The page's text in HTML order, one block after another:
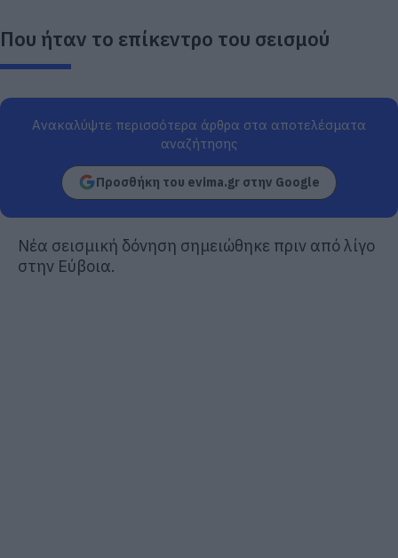
Που ήταν το επίκεντρο του σεισμού
Ανακαλύψτε περισσότερα άρθρα στα αποτελέσματα
αναζήτησης
Προσθήκη του evima.gr στην Google
Νέα σεισμική δόνηση σημειώθηκε πριν από λίγο
στην Εύβοια.